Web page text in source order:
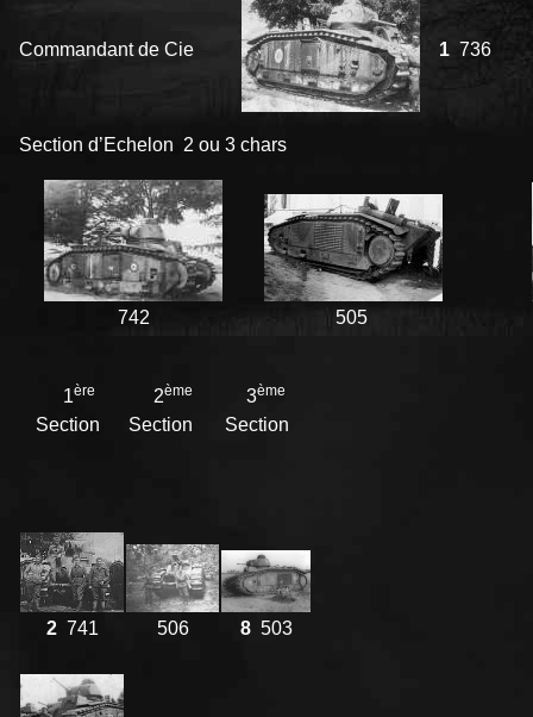
Commandant de Cie 1 736
Section d’Echelon 2 ou 3 chars
742 505
1ère
Section
2ème
Section
3ème
Section
2741 506 8503